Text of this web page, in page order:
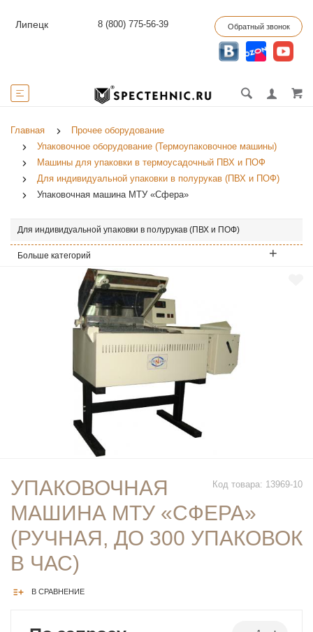
Липецк 8 (800) 775-56-39 Обратный звонок
Главная
Прочее оборудование
Упаковочное оборудование (Термоупаковочное машины)
Машины для упаковки в термоусадочный ПВХ и ПОФ
Для индивидуальной упаковки в полурукав (ПВХ и ПОФ)
Упаковочная машина МТУ «Сфера»
Для индивидуальной упаковки в полурукав (ПВХ и ПОФ)
Больше категорий
Код товара: 13969-10
УПАКОВОЧНАЯ
МАШИНА МТУ «СФЕРА»
(РУЧНАЯ, ДО 300 УПАКОВОК
В ЧАС)
В СРАВНЕНИЕ